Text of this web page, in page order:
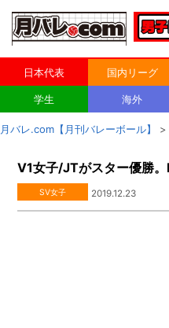
日本代表 国内リーグ
学生 海外
月バレ.com【月刊バレーボール】 >
V1女子/JTがスター優勝
SV女子 2019.12.23